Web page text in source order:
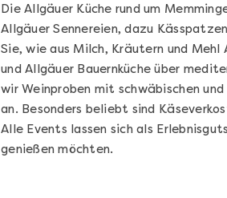
Die Allgäuer Küche rund um
Allgäuer Sennereien, dazu
Sie, wie aus Milch, Kräutern und
und Allgäuer Bauernküche über
wir Weinproben mit schwäbischen
an. Besonders beliebt sind
Alle Events lassen sich als
genießen möchten.